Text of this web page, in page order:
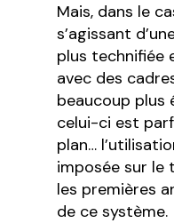
Mais, dans le
s’agissant
plus technifiée
avec des
beaucoup plus
celui-ci est
plan…
imposée sur le
les premières
de ce système.